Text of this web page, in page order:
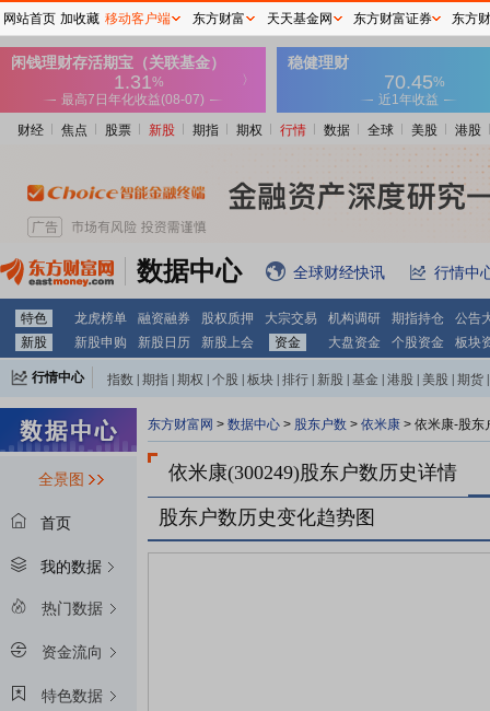
财经 焦点 股票 新股 期指 期权 行情 数据 全球 美股 港股
数据中心 全球财经快讯 行情中
特色 龙虎榜单 融资融券 股权质押 大宗交易 机构调研 期指持仓
公告
新股
新股申购 新股日历 新股上会 资金 大盘资金 个股资金 板块
行情中心 指数 期指 期权 个股 板块 排行 新股 基金 港股 美股 期货
全景图
首页
我的数据
热门数据
资金流向
特色数据
东方财富网 > 数据中心 > 股东户数 > 依米康 > 依米康-股东
依米康(300249)股东户数历史详情
股东户数历史变化趋势图
网站首页 加收藏 移动客户端 东方财富 天天基金网 东方财富证券 东方